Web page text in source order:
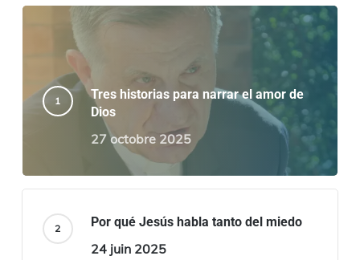
Tres historias para narrar el amor de
Dios
27 octobre 2025
Por qué Jesús habla tanto del miedo
24 juin 2025